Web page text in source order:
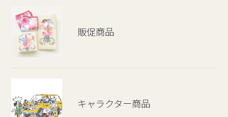
販促商品
キャラクター商品